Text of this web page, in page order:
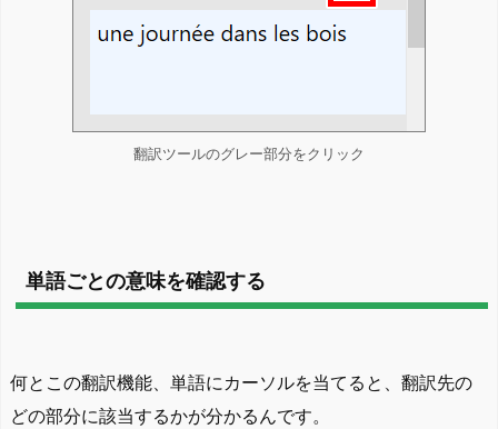
翻訳ツールのグレー部分をクリック
単語ごとの意味を確認する
何とこの翻訳機能、単語にカーソルを当てると、翻訳先の
どの部分に該当するかが分かるんです。